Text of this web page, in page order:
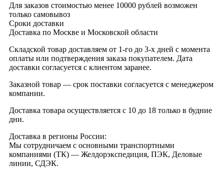
Для заказов стоимостью менее 10000 рублей возможен
только самовывоз
Сроки доставки
Доставка по Москве и Московской области
Складской товар доставляем от 1-го до 3-х дней с момента
оплаты или подтверждения заказа покупателем. Дата
доставки согласуется с клиентом заранее.
Заказной товар — срок поставки согласуется с менеджером
компании.
Доставка товара осуществляется с 10 до 18 только в будние
дни.
Доставка в регионы России:
Мы сотрудничаем с основными транспортными
компаниями (ТК) — Желдорэкспедиция, ПЭК, Деловые
линии, СДЭК.